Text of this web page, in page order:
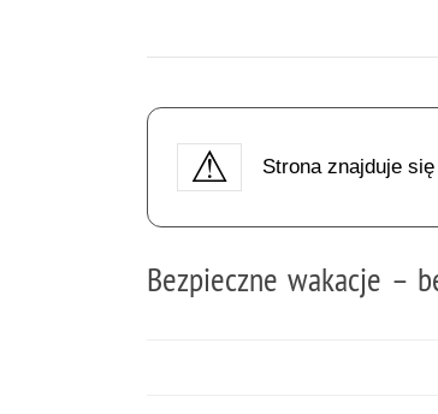
Strona znajduje
Bezpieczne wakacje –